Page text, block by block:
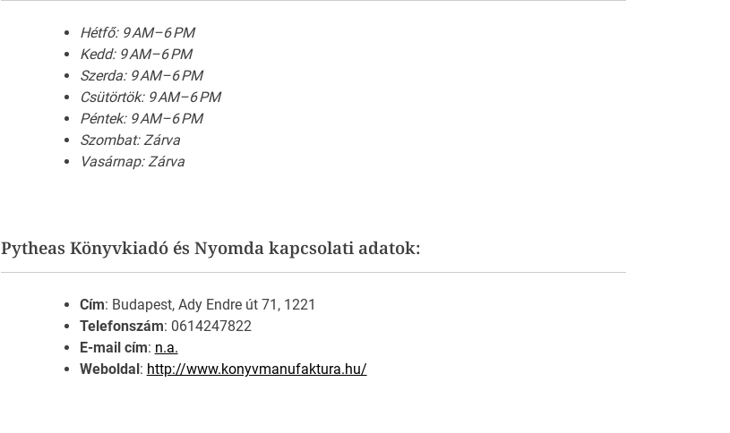
Hétfő: 9 AM–6 PM
Kedd: 9 AM–6 PM
Szerda: 9 AM–6 PM
Csütörtök: 9 AM–6 PM
Péntek: 9 AM–6 PM
Szombat: Zárva
Vasárnap: Zárva
Pytheas Könyvkiadó és Nyomda kapcsolati adatok:
Cím: Budapest, Ady Endre út 71, 1221
Telefonszám: 0614247822
E-mail cím: n.a.
Weboldal: http://www.konyvmanufaktura.hu/